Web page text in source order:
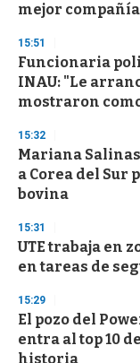
mejor compañía
15:51
Funcionaria
INAU: "Le
mostraron
15:32
Mariana
a Corea del
bovina
15:31
UTE trabaja en
en tareas de
15:29
El pozo del
entra al top 10
historia